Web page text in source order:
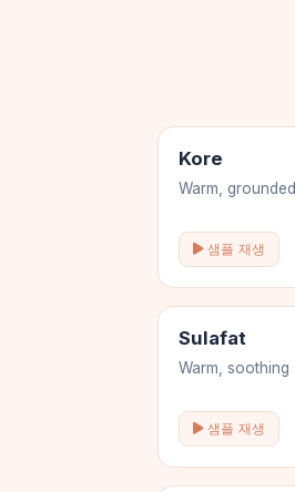
Kore
Warm, grounded
샘플 재생
Sulafat
Warm, soothing
샘플 재생